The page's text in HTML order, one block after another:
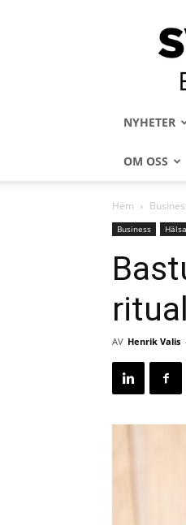
NYHETER
OM OSS
Hem
Business Hälsa
AV Henrik Valis